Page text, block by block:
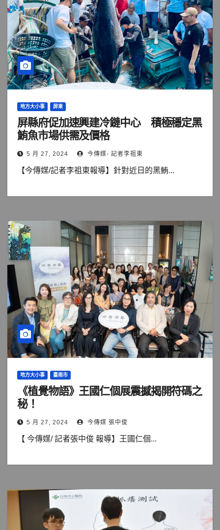
地方大小事 屏東
屏縣府促加速興建冷鏈中心 積極穩定黑
鮪魚市場供需及價格
5 月 27, 2024 今傳媒- 記者李祖東
【今傳媒/記者李祖東報導】針對近日的黑鮪...
地方大小事 臺南市
《植覺物語》王國仁個展震撼揭開符碼之
秘！
5 月 27, 2024 今傳媒 張中俊
【 今傳媒/ 記者張中俊 報導】王國仁個...